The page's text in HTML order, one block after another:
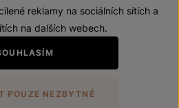
o přístupnosti
nápojů osobám mladším 18 let.
webProgress
reklamy na sociálních sítích a
na dalších webech.
POUZE NEZBYTNÉ